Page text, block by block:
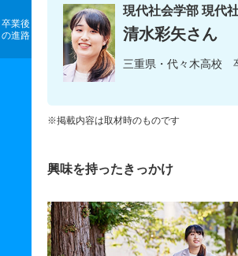
卒業後
の進路
現代社会学部 現代
清水彩矢さん
三重県・代々木高校
※掲載内容は取材時のものです
興味を持ったきっかけ